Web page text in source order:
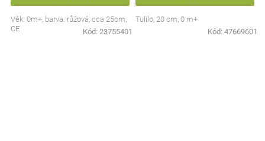
Věk: 0m+, barva: růžová, cca 25cm,
CE
Kód: 23755401
Tulilo, 20 cm, 0 m+
Kód: 47669601